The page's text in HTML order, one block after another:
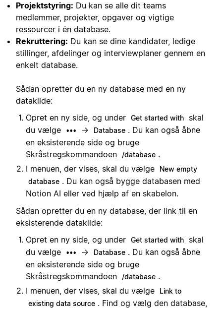
Projektstyring: Du kan se alle dit teams
medlemmer, projekter, opgaver og vigtige
ressourcer i én database.
Rekruttering: Du kan se dine kandidater, ledige
stillinger, afdelinger og interviewplaner gennem en
enkelt database.
Sådan opretter du en ny database med en ny
datakilde:
Opret en ny side, og under Get started with
skal
du vælge
••• → Database . Du kan også åbne
en eksisterende side og bruge
Skråstregskommandoen
/database .
I menuen, der vises, skal du vælge
New empty
database . Du kan også bygge databasen med
Notion AI eller ved hjælp af en skabelon.
Sådan opretter du en ny database, der link til en
eksisterende datakilde:
Opret en ny side, og under Get started with
skal
du vælge
••• → Database . Du kan også åbne
en eksisterende side og bruge
Skråstregskommandoen
/database .
I menuen, der vises, skal du vælge
Link to
existing data source . Find og vælg den database,